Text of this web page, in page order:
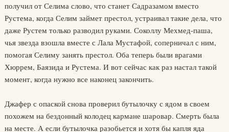
получил от Селима слово, что станет Садразамом вместо
Рустема, когда Селим займет престол, устраивал такие дела, что
даже Рустем только разводил руками. Соколлу Мехмед-паша,
чья звезда взошла вместе с Лала Мустафой, соперничал с ним,
помогая Селиму занять престол. Оба теперь были врагами
Хюррем, Баязида и Рустема. И вот сейчас как раз настал такой
момент, когда нужно все наконец закончить.
Джафер с опаской снова проверил бутылочку с ядом в своем
похожем на бездонный колодец кармане шаровар. Смерть была
на месте. А если бутылочка разобьется и хотя бы капля яда